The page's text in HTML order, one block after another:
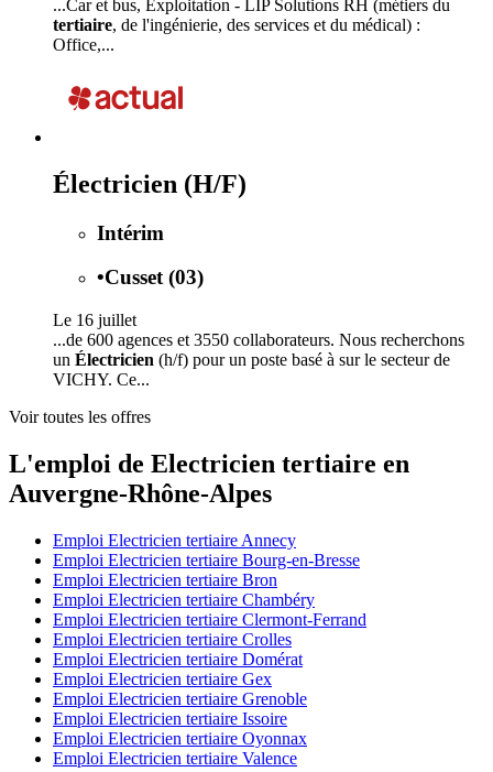
...Car et bus, Exploitation - LIP Solutions RH (métiers du
tertiaire, de l'ingénierie, des services et du médical) :
Office,...
Électricien (H/F)
Intérim
•Cusset (03)
Le 16 juillet
...de 600 agences et 3550 collaborateurs. Nous recherchons
un Électricien (h/f) pour un poste basé à sur le secteur de
VICHY. Ce...
Voir toutes les offres
L'emploi de Electricien tertiaire en
Auvergne-Rhône-Alpes
Emploi Electricien tertiaire Annecy
Emploi Electricien tertiaire Bourg-en-Bresse
Emploi Electricien tertiaire Bron
Emploi Electricien tertiaire Chambéry
Emploi Electricien tertiaire Clermont-Ferrand
Emploi Electricien tertiaire Crolles
Emploi Electricien tertiaire Domérat
Emploi Electricien tertiaire Gex
Emploi Electricien tertiaire Grenoble
Emploi Electricien tertiaire Issoire
Emploi Electricien tertiaire Oyonnax
Emploi Electricien tertiaire Valence